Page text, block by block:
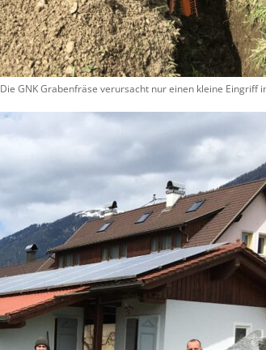
Die GNK Grabenfräse verursacht nur einen kleine Eingriff